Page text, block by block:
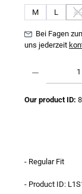
M
L XL
Bei Fagen
uns jederzeit
Our product ID:
- Regular Fit
- Product ID: